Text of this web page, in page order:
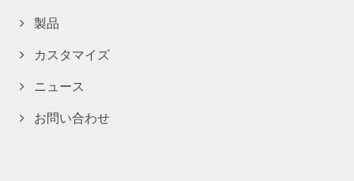
製品
カスタマイズ
ニュース
お問い合わせ